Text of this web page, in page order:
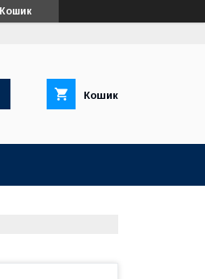
Кошик
Кошик